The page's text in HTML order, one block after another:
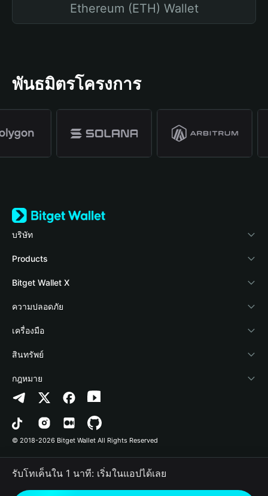
Ethereum (ETH) Wallet
พันธมิตรโครงการ
บริษัท
เกี่ยวกับ Bitget Wallet
Blog
Academy
ข่าวสารด้านคริปโต
ศูนย์ช่วยเหลือ
ติดต่อเรา
ทรัพยากรข้อมูลของแบรนด์
อาชีพ
Products
Crypto Card
Stablecoin Earn
Payfi Crypto
Crypto Swap API
Altcoin Season Index
Prediction Markets
DApp
RWA
Bitget Wallet X
นักพัฒนา
เชื่อมต่อ Wallet
Bitget Wallet Pay
ลิสต์โปรเจกต์
ความปลอดภัย
Protection Fund
เทคโนโลยีความปลอดภัย
เครื่องมือ
ซื้อคริปโต
การตรวจจับการอนุญาต
การตรวจจับสัญญา
การโอนเป็นชุด
สินทรัพย์
Arbitrum
Avalanche
Bitcoin
Polygon
กฎหมาย
นโยบายความเป็นส่วนตัว
ข้อตกลงในการใช้บริการ
© 2018-2026 Bitget Wallet All Rights Reserved
รับโทเค็นใน 1 นาที: เริ่มในแอปได้เลย